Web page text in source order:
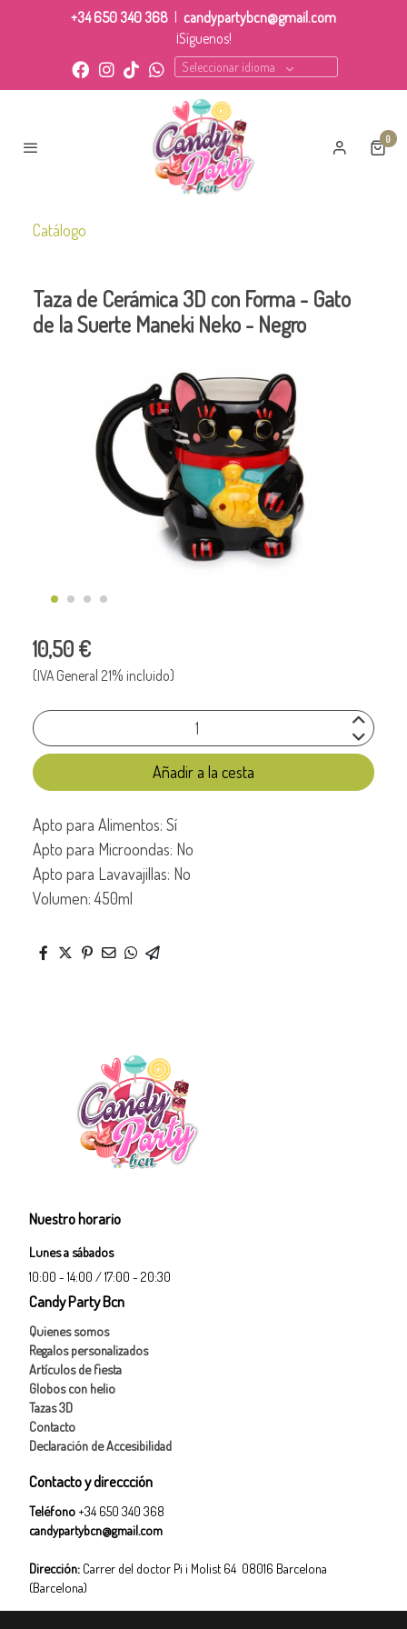
+34 650 340 368
candypartybcn@gmail.com
¡Síguenos!
Seleccionar idioma
0
Catálogo
Taza de Cerámica 3D con Forma - Gato
de la Suerte Maneki Neko - Negro
10,50 €
(IVA General 21% incluido)
Añadir a la cesta
Apto para Alimentos: Sí
Apto para Microondas: No
Apto para Lavavajillas: No
Volumen: 450ml
Nuestro horario
Lunes a sábados
10:00 - 14:00 / 17:00 - 20:30
Candy Party Bcn
Quienes somos
Regalos personalizados
Artículos de fiesta
Globos con helio
Tazas 3D
Contacto
Declaración de Accesibilidad
Contacto y direccción
Teléfono+34 650 340 368
candypartybcn@gmail.com
Dirección: Carrer del doctor Pi i Molist 64 08016 Barcelona
(Barcelona)